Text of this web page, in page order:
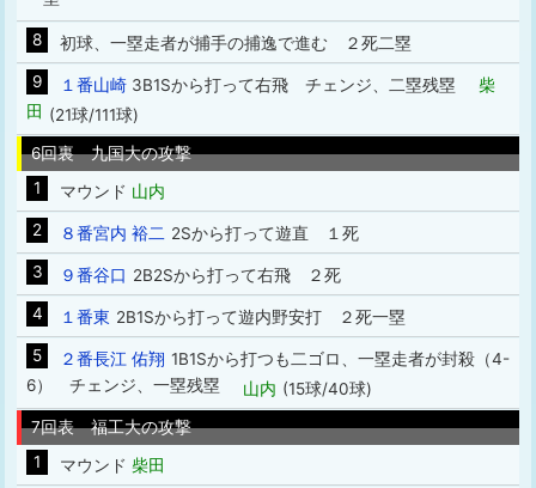
8
初球、一塁走者が捕手の捕逸で進む ２死二塁
9
１番山崎 3B1Sから打って右飛 チェンジ、二塁残塁 柴
田 (21球/111球)
6回裏 九国大の攻撃
1
マウンド 山内
2
８番宮内 裕二 2Sから打って遊直 １死
3
９番谷口 2B2Sから打って右飛 ２死
4
１番東 2B1Sから打って遊内野安打 ２死一塁
5
２番長江 佑翔 1B1Sから打つも二ゴロ、一塁走者が封殺（4-
6） チェンジ、一塁残塁 山内 (15球/40球)
7回表 福工大の攻撃
1
マウンド 柴田